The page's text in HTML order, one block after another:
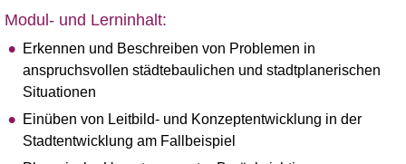
Modul- und Lerninhalt:
Erkennen und Beschreiben von Problemen in
anspruchsvollen städtebaulichen und stadtplanerischen
Situationen
Einüben von Leitbild- und Konzeptentwicklung in der
Stadtentwicklung am Fallbeispiel